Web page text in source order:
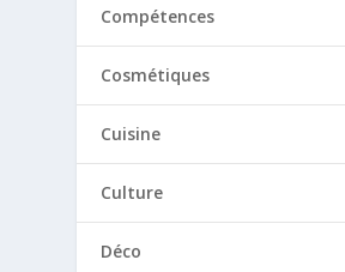
Compétences
Cosmétiques
Cuisine
Culture
Déco